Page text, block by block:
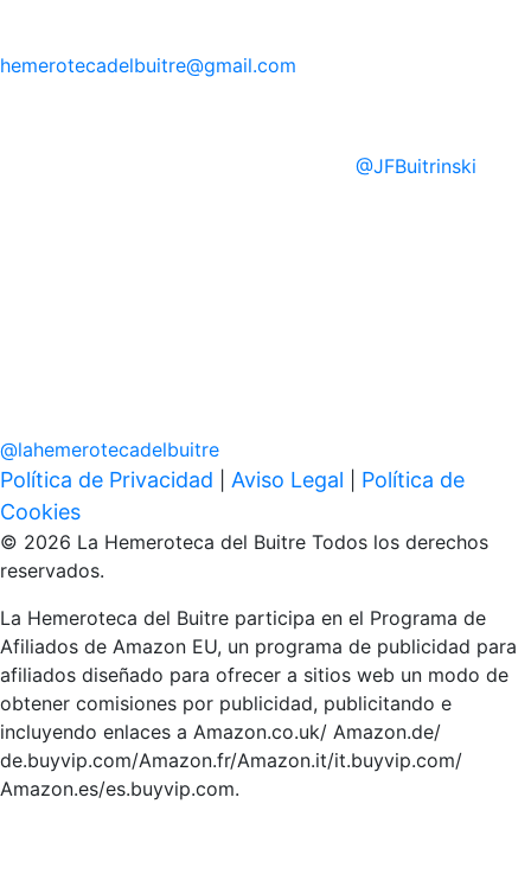
hemerotecadelbuitre@gmail.com
@JFBuitrinski
@lahemerotecadelbuitre
Política de Privacidad Aviso Legal
Política de
Cookies
© 2026 La Hemeroteca del Buitre Todos los derechos
reservados.
La Hemeroteca del Buitre participa en el Programa de
Afiliados de Amazon EU, un programa de publicidad para
afiliados diseñado para ofrecer a sitios web un modo de
obtener comisiones por publicidad, publicitando e
incluyendo enlaces a Amazon.co.uk/ Amazon.de/
de.buyvip.com/Amazon.fr/Amazon.it/it.buyvip.com/
Amazon.es/es.buyvip.com.